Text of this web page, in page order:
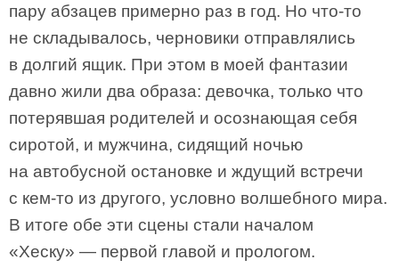
пару абзацев примерно раз в год. Но что-то
не складывалось, черновики отправлялись
в долгий ящик. При этом в моей фантазии
давно жили два образа: девочка, только что
потерявшая родителей и осознающая себя
сиротой, и мужчина, сидящий ночью
на автобусной остановке и ждущий встречи
с кем-то из другого, условно волшебного мира.
В итоге обе эти сцены стали началом
«Хеску» — первой главой и прологом.